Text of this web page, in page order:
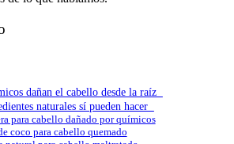
dañan el cabello desde la raíz
naturales sí pueden hacer
para cabello dañado por químicos
coco para cabello quemado